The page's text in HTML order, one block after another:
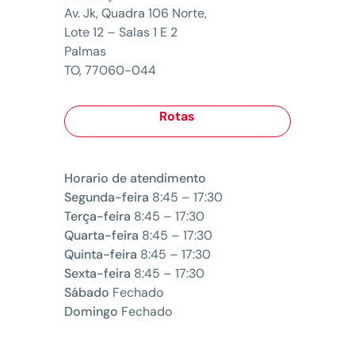
Av. Jk, Quadra 106 Norte,
Lote 12 – Salas 1 E 2
Palmas
TO, 77060-044
Rotas
Horario de atendimento
Segunda-feira 8:45 – 17:30
Terça-feira 8:45 – 17:30
Quarta-feira 8:45 – 17:30
Quinta-feira 8:45 – 17:30
Sexta-feira 8:45 – 17:30
Sábado Fechado
Domingo Fechado